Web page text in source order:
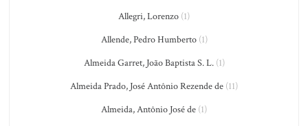
Allegri, Lorenzo (1)
Allende, Pedro Humberto(1)
Almeida Garret, João Baptista S. L.(1)
Almeida Prado, José Antônio Rezende de (11)
Almeida, Antônio José de (1)